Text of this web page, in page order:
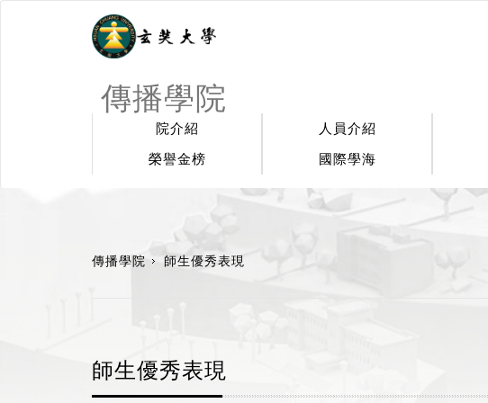
傳播學院
院介紹 人員介紹
榮譽金榜
國際學海
傳播學院 師生優秀表現
師生優秀表現